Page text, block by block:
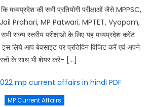
मध्यप्रदेश की सभी प्रतियोगी परीक्षाओं जैसे MPPSC,
Prahari, MP Patwari, MPTET, Vyapam,
राज्य स्तरीय परीक्षाओ के लिए यह मध्यप्रदेश करेंट
इस लिये आप बेवसाइट पर प्रतिदिन विजिट करें एवं अपने
के साथ भी शेयर करें- […]
MP Current Affairs